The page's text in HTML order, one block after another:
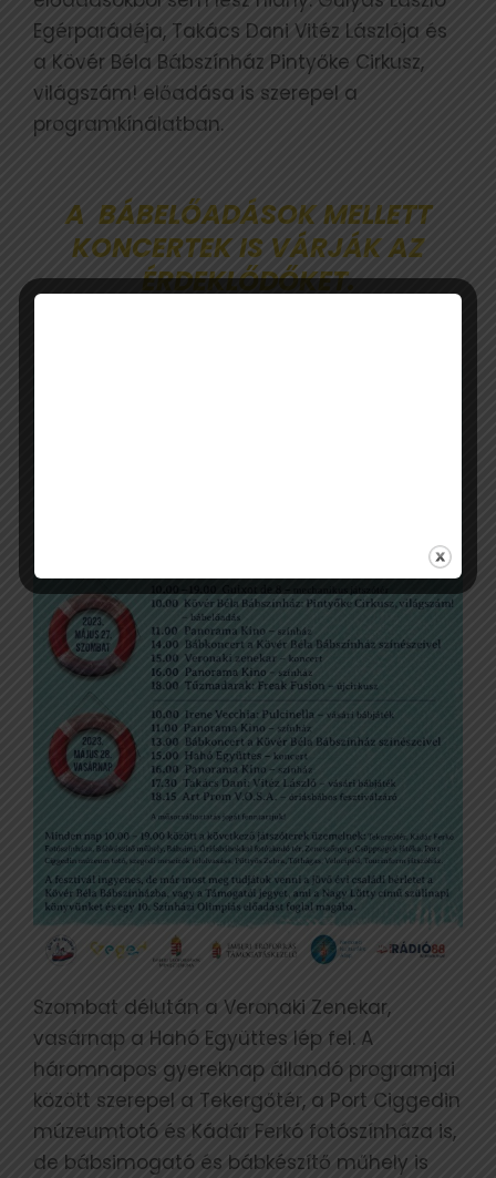
Egérparádéja, Takács Dani Vitéz Lászlója és
a Kövér Béla Bábszínház Pintyőke Cirkusz,
világszám! előadása is szerepel a
programkínálatban.
A BÁBELŐADÁSOK MELLETT
KONCERTEK IS VÁRJÁK AZ
ÉRDEKLŐDŐKET.
Szombat délután a Veronaki Zenekar,
vasárnap a Hahó Együttes lép fel. A
háromnapos gyereknap állandó programjai
között szerepel a Tekergőtér, a Port Ciggedin
múzeumtotó és Kádár Ferkó fotószínháza is,
de bábsimogató és bábkészítő műhely is